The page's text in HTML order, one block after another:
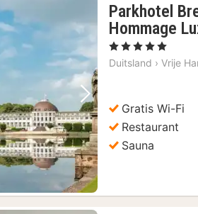
Volgende foto
Parkhotel
Hommage
, 5 Sterren
Duitsland › Vrije
Gratis Wi-Fi
Restaurant
Sauna